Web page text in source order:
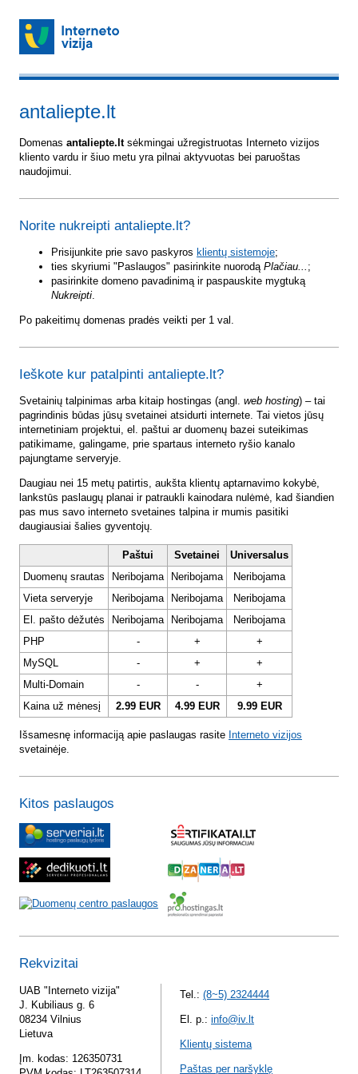
antaliepte.lt
Domenas antaliepte.ltsėkmingai užregistruotas Interneto vizijos
kliento vardu ir šiuo metu yra pilnai aktyvuotas bei paruoštas
naudojimui.
Norite nukreipti antaliepte.lt?
Prisijunkite prie savo paskyros klientų sistemoje;
ties skyriumi "Paslaugos" pasirinkite nuorodą Plačiau... ;
pasirinkite domeno pavadinimą ir paspauskite mygtuką
Nukreipti.
Po pakeitimų domenas pradės veikti per 1 val.
Ieškote kur patalpinti antaliepte.lt?
Svetainių talpinimas arba kitaip hostingas (angl. web hosting) – tai
pagrindinis būdas jūsų svetainei atsidurti internete. Tai vietos jūsų
internetiniam projektui, el. paštui ar duomenų bazei suteikimas
patikimame, galingame, prie spartaus interneto ryšio kanalo
pajungtame serveryje.
Daugiau nei 15 metų patirtis, aukšta klientų aptarnavimo kokybė,
lankstūs paslaugų planai ir patraukli kainodara nulėmė, kad šiandien
pas mus savo interneto svetaines talpina ir mumis pasitiki
daugiausiai šalies gyventojų.
Paštui Svetainei
Universalus
Duomenų srautas
Neribojama Neribojama
Neribojama
Vieta serveryje
Neribojama Neribojama
Neribojama
El. pašto dėžutės
Neribojama Neribojama
Neribojama
PHP
- +
+
MySQL
- +
+
Multi-Domain
- -
+
Kaina už mėnesį
2.99 EUR 4.99 EUR 9.99 EUR
Išsamesnę informaciją apie paslaugas rasite Interneto vizijos
svetainėje.
Kitos paslaugos
Rekvizitai
UAB "Interneto vizija"
J. Kubiliaus g. 6
08234 Vilnius
Lietuva
Įm. kodas: 126350731
Tel.: (8~5) 2324444
El. p.: info@iv.lt
Klientų sistema
Paštas per naršyklę